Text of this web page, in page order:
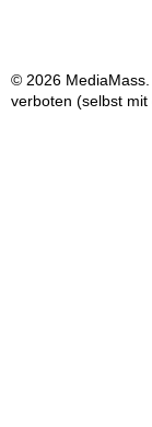
© 2026
verboten (selbst mit